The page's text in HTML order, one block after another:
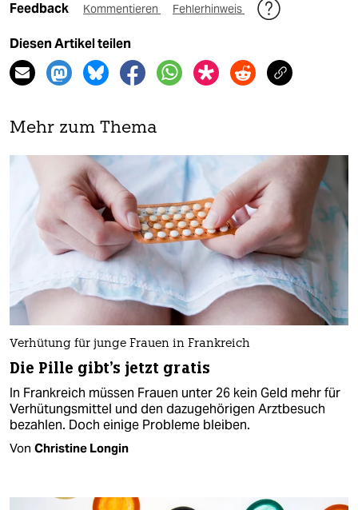
Feedback Kommentieren Fehlerhinweis
Diesen Artikel teilen
Mehr zum Thema
Verhütung für junge Frauen in Frankreich
Die Pille gibt's jetzt gratis
In Frankreich müssen Frauen unter 26 kein Geld mehr für
Verhütungsmittel und den dazugehörigen Arztbesuch
bezahlen. Doch einige Probleme bleiben.
Von Christine Longin